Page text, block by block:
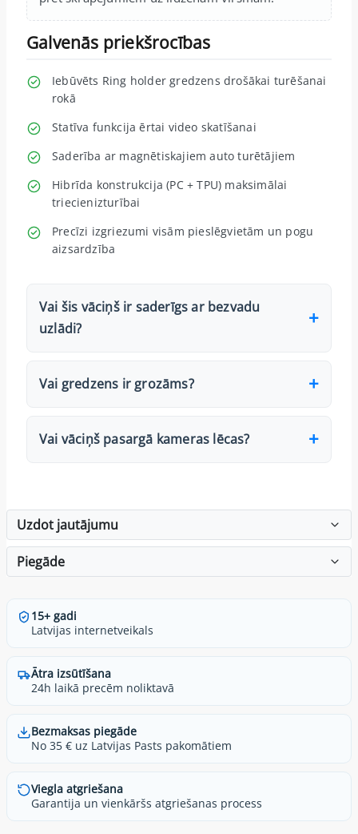
Galvenās priekšrocības
Iebūvēts Ring holder gredzens drošākai turēšanai
rokā
Statīva funkcija ērtai video skatīšanai
Saderība ar magnētiskajiem auto turētājiem
Hibrīda konstrukcija (PC + TPU) maksimālai
triecienizturībai
Precīzi izgriezumi visām pieslēgvietām un pogu
aizsardzība
Vai šis vāciņš ir saderīgs ar bezvadu
uzlādi?
Vai gredzens ir grozāms?
Vai vāciņš pasargā kameras lēcas?
Uzdot jautājumu
Piegāde
15+ gadi
Latvijas internetveikals
Ātra izsūtīšana
24h laikā precēm noliktavā
Bezmaksas piegāde
No 35 € uz Latvijas Pasts pakomātiem
Viegla atgriešana
Garantija un vienkāršs atgriešanas process